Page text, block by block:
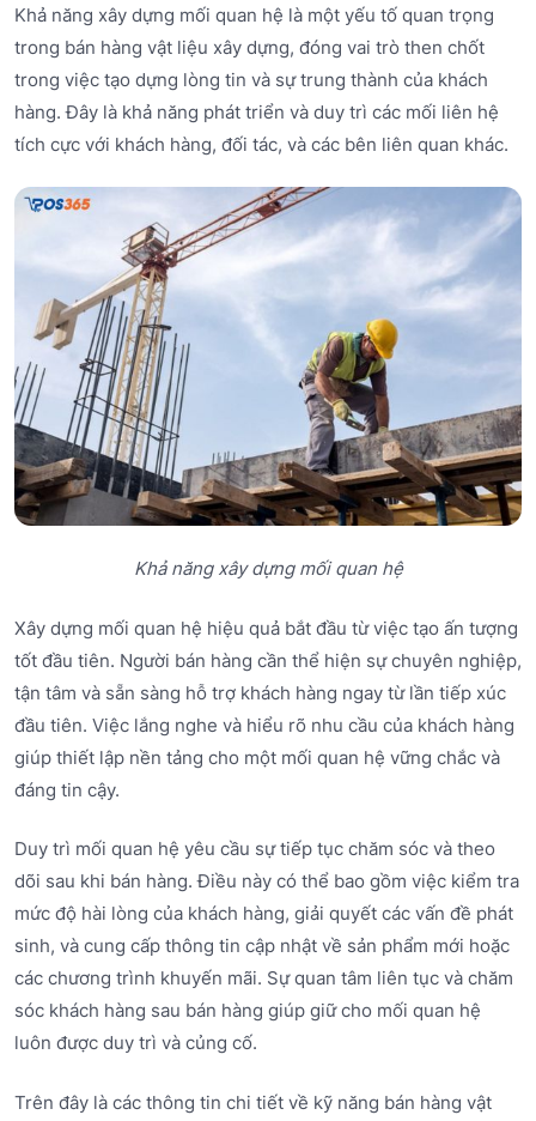
Khả năng xây dựng mối quan hệ là một yếu tố quan trọng
trong bán hàng vật liệu xây dựng, đóng vai trò then chốt
trong việc tạo dựng lòng tin và sự trung thành của khách
hàng. Đây là khả năng phát triển và duy trì các mối liên hệ
tích cực với khách hàng, đối tác, và các bên liên quan khác.
Khả năng xây dựng mối quan hệ
Xây dựng mối quan hệ hiệu quả bắt đầu từ việc tạo ấn tượng
tốt đầu tiên. Người bán hàng cần thể hiện sự chuyên nghiệp,
tận tâm và sẵn sàng hỗ trợ khách hàng ngay từ lần tiếp xúc
đầu tiên. Việc lắng nghe và hiểu rõ nhu cầu của khách hàng
giúp thiết lập nền tảng cho một mối quan hệ vững chắc và
đáng tin cậy.
Duy trì mối quan hệ yêu cầu sự tiếp tục chăm sóc và theo
dõi sau khi bán hàng. Điều này có thể bao gồm việc kiểm tra
mức độ hài lòng của khách hàng, giải quyết các vấn đề phát
sinh, và cung cấp thông tin cập nhật về sản phẩm mới hoặc
các chương trình khuyến mãi. Sự quan tâm liên tục và chăm
sóc khách hàng sau bán hàng giúp giữ cho mối quan hệ
luôn được duy trì và củng cố.
Trên đây là các thông tin chi tiết về kỹ năng bán hàng vật